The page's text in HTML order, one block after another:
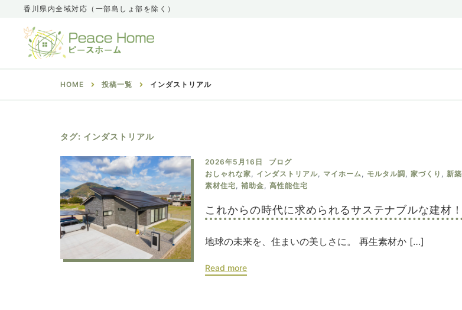
香川県内全域対応（一部島しょ部を除く）
HOME 投稿一覧 インダストリアル
タグ: インダストリアル
2026年5月16日
ブログ
おしゃれな家, インダストリアル, マイホーム, モルタル調 ,家づくり ,新築
素材住宅,補助金,高性能住宅
これからの時代に求められるサステナブルな建材！
地球の未来を、住まいの美しさに。 再生素材か […]
Read more